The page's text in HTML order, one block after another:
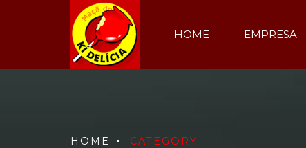
HOME EMPRESA
HOME CATEGORY